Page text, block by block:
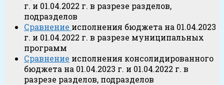
г. и 01.04.2022 г. в разрезе разделов,
подразделов
Сравнение исполнения бюджета на 01.04.2023
г. и 01.04.2022 г. в разрезе муниципальных
программ
Сравнение исполнения консолидированного
бюджета на 01.04.2023 г. и 01.04.2022 г. в
разрезе разделов, подразделов